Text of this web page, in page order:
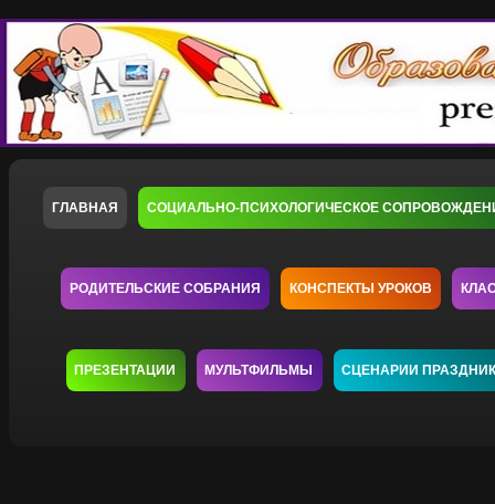
ГЛАВНАЯ СОЦИАЛЬНО-ПСИХОЛОГИЧЕСКОЕ
РОДИТЕЛЬСКИЕ СОБРАНИЯ КОНСПЕКТЫ УРОКОВ
ПРЕЗЕНТАЦИИ МУЛЬТФИЛЬМЫ СЦЕНАРИИ